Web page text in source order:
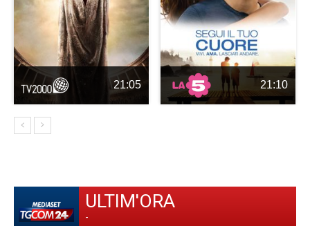
21:05 21:10
ULTIM'ORA
-